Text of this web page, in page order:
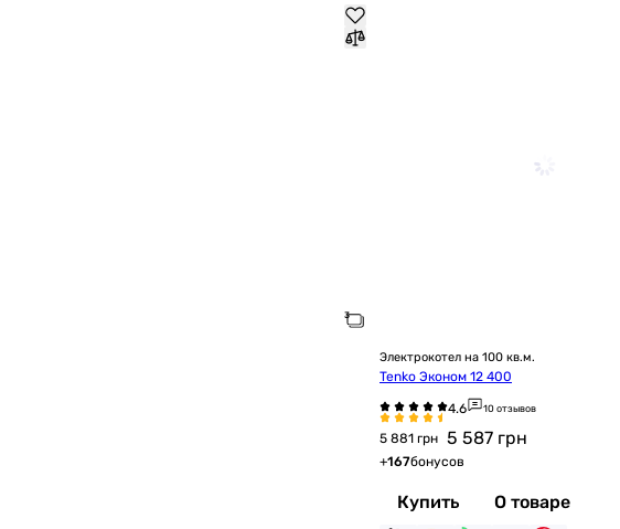
Электрокотел на 100 кв.м.
Tenko Эконом 12 400
10 отзывов
5 881 грн 5 587 грн
+167бонусов
Купить О товаре